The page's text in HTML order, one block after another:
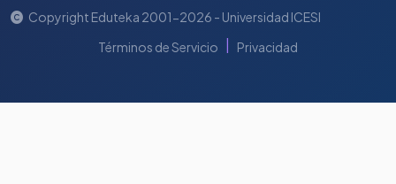
Copyright Eduteka 2001-2026 - Universidad ICESI
Términos de Servicio
Privacidad